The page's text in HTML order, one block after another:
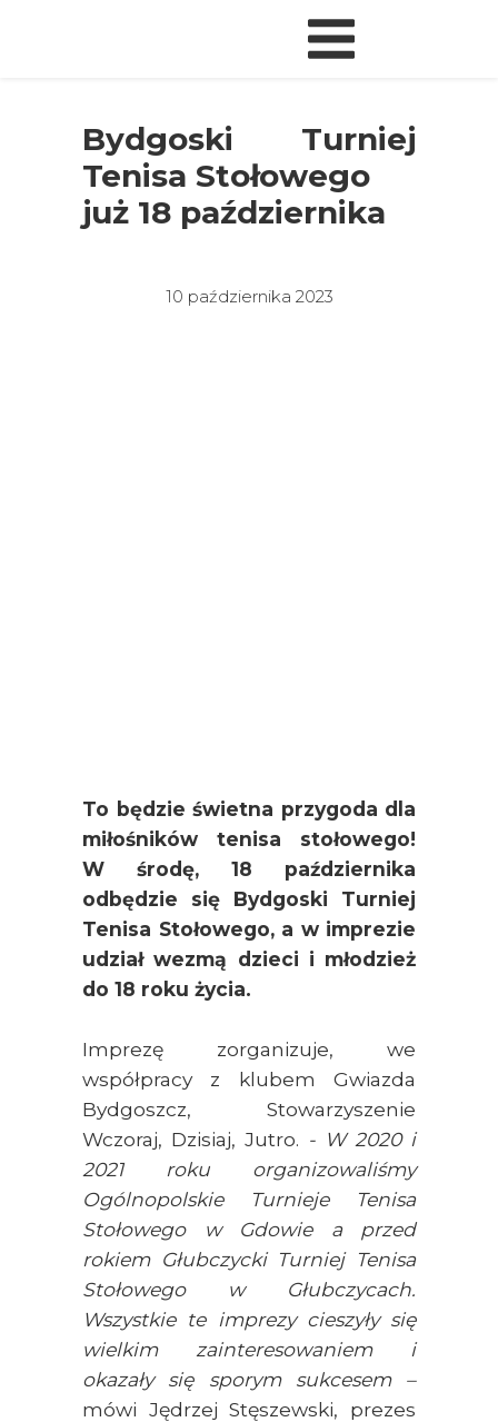
Bydgoski Turniej
Tenisa Stołowego
już 18 października
10 października 2023
To będzie świetna przygoda dla
miłośników tenisa stołowego!
W środę, 18 października
odbędzie się Bydgoski Turniej
Tenisa Stołowego, a w imprezie
udział wezmą dzieci i młodzież
do 18 roku życia.
Imprezę zorganizuje, we
współpracy z klubem Gwiazda
Bydgoszcz, Stowarzyszenie
Wczoraj, Dzisiaj, Jutro. - W 2020 i
2021 roku organizowaliśmy
Ogólnopolskie Turnieje Tenisa
Stołowego w Gdowie a przed
rokiem Głubczycki Turniej Tenisa
Stołowego w Głubczycach.
Wszystkie te imprezy cieszyły się
wielkim zainteresowaniem i
okazały się sporym sukcesem –
mówi Jędrzej Stęszewski, prezes